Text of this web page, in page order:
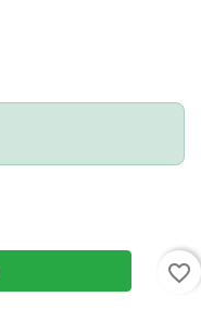
favorite_border